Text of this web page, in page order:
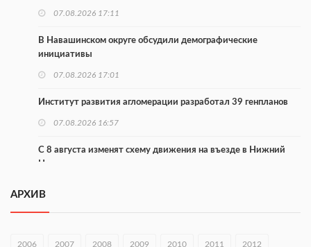
07.08.2026 17:11
В Навашинском округе обсудили демографические
инициативы
07.08.2026 17:01
Институт развития агломерации разработал 39 генпланов
07.08.2026 16:57
С 8 августа изменят схему движения на въезде в Нижний
Новгород
В Нижегородской области прошло заседание АТК и
АРХИВ
2006 2007 2008 2009 2010 2011 2012